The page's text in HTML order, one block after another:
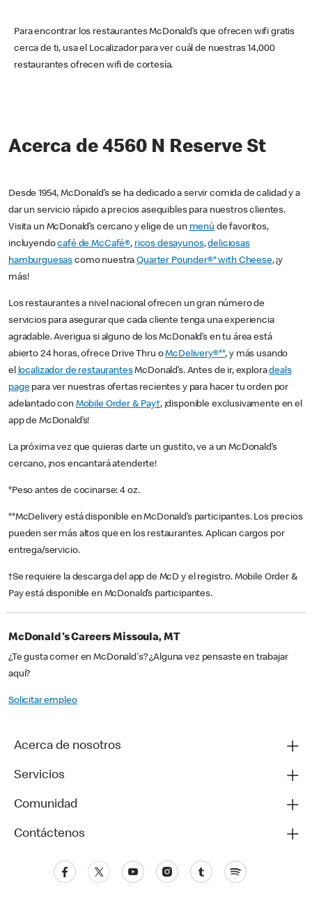
Para encontrar los restaurantes McDonald’s que ofrecen wifi gratis
cerca de ti, usa el Localizador para ver cuál de nuestras 14,000
restaurantes ofrecen wifi de cortesía.
Acerca de 4560 N Reserve St
Desde 1954, McDonald’s se ha dedicado a servir comida de calidad y a
dar un servicio rápido a precios asequibles para nuestros clientes.
Visita un McDonald’s cercano y elige de un menú de favoritos,
incluyendocafé de McCafé®, ricos desayunos,deliciosas
hamburguesas como nuestraQuarter Pounder®* with Cheese, ¡y
más!
Los restaurantes a nivel nacional ofrecen un gran número de
servicios para asegurar que cada cliente tenga una experiencia
agradable. Averigua si alguno de los McDonald’s en tu área está
abierto 24 horas, ofrece Drive Thru oMcDelivery®**, y más usando
el localizador de restaurantesMcDonald’s. Antes de ir, exploradeals
pagepara ver nuestras ofertas recientes y para hacer tu orden por
adelantado con Mobile Order & Pay†, ¡disponible exclusivamente en el
app de McDonald’s!
La próxima vez que quieras darte un gustito, ve a un McDonald’s
cercano, ¡nos encantará atenderte!
*Peso antes de cocinarse: 4 oz.
**McDelivery está disponible en McDonald’s participantes. Los precios
pueden ser más altos que en los restaurantes. Aplican cargos por
entrega/servicio.
†Se requiere la descarga del app de McD y el registro. Mobile Order &
Pay está disponible en McDonald’s participantes.
McDonald's Careers Missoula, MT
¿Te gusta comer en McDonald's? ¿Alguna vez pensaste en trabajar
aquí?
Solicitar empleo
Acerca de nosotros
Servicios
Comunidad
Contáctenos